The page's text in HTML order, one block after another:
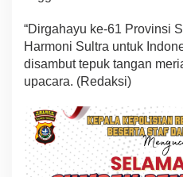
“Dirgahayu ke-61 Provinsi
Harmoni Sultra untuk
disambut tepuk tangan
upacara. (Redaksi)